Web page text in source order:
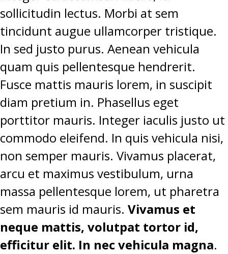
sollicitudin lectus. Morbi at sem
tincidunt augue ullamcorper tristique.
In sed justo purus. Aenean vehicula
quam quis pellentesque hendrerit.
Fusce mattis mauris lorem, in suscipit
diam pretium in. Phasellus eget
porttitor mauris. Integer iaculis justo ut
commodo eleifend. In quis vehicula nisi,
non semper mauris. Vivamus placerat,
arcu et maximus vestibulum, urna
massa pellentesque lorem, ut pharetra
sem mauris id mauris. Vivamus et
neque mattis, volutpat tortor id,
efficitur elit. In nec vehicula magna.